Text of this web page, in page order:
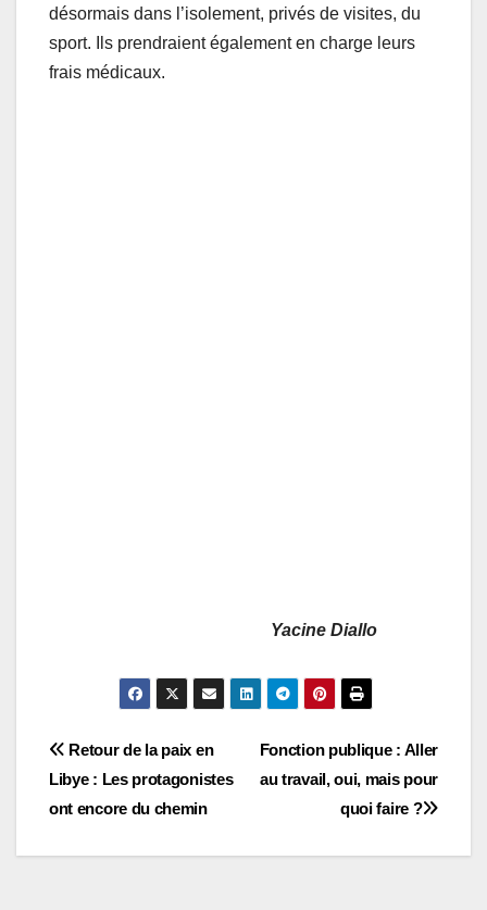
désormais dans l’isolement, privés de visites, du
sport. Ils prendraient également en charge leurs
frais médicaux.
Yacine Diallo
Navigation
de
l’article
Fonction publique : Aller
au travail, oui, mais pour
quoi faire ?
Retour de la paix en
Libye : Les protagonistes
ont encore du chemin